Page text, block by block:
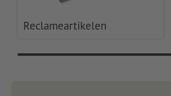
Reclameartikelen